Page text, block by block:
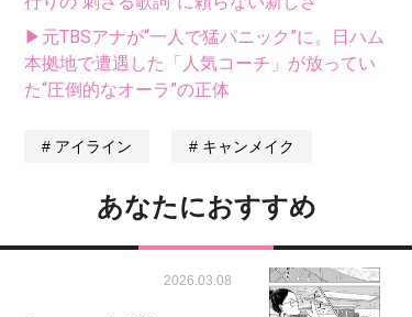
▶元TBSアナが“一人で猛パニック”に。日ハム
本拠地で遭遇した「人気コーチ」が放ってい
た“圧倒的なオーラ”の正体
アイライン キャンメイク
あなたにおすすめ
2026.03.08